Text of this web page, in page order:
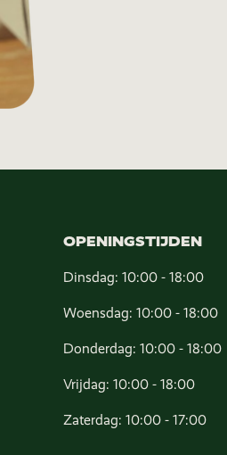
OPENINGSTIJDEN
Dinsdag: 10:00 - 18:00
Woensdag: 10:00 - 18:00
Donderdag: 10:00 - 18:00
Vrijdag: 10:00 - 18:00
Zaterdag: 10:00 - 17:00